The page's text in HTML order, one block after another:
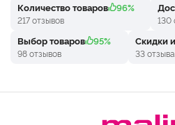
Количество товаров 96%
217 отзывов 130
Выбор товаров 95%
98 отзывов
Скидки
33 отзыва